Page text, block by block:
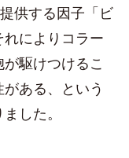
供する因子「ビ
によりコラー
駆けつけるこ
ある、という
した。